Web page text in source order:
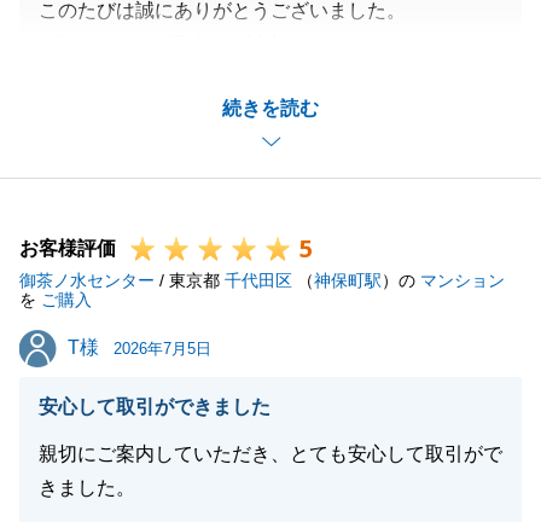
続きを読む
このたびは誠にありがとうございました。
を進めることができました。
心より感謝申し上げます。
今後も不動産に関することはもちろん、それ以外のこ
気軽にご連絡下さい。
引き続き、何卒よろしくお願い申し上げます。
お客様評価 5
御茶ノ水センター / 東京都 千代田区 （神保町駅）の マンション
を ご購入
T様
T様 2026年7月5日
安心して取引ができました
親切にご案内していただき、とても安心して取引がで
きました。